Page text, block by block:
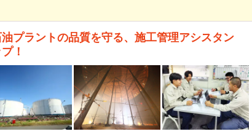
プラントの品質を守る、施工管理アシスタン
！